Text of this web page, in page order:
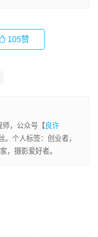
105赞
师，公众号【 良许
个人标签：创业者，
，摄影爱好者。